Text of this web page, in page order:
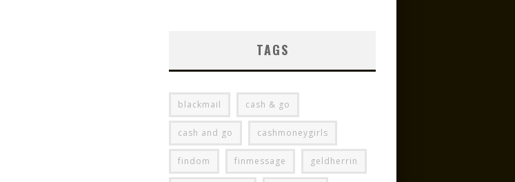
TAGS
blackmail cash & go
cash and go cashmoneygirls
findom finmessage geldherrin